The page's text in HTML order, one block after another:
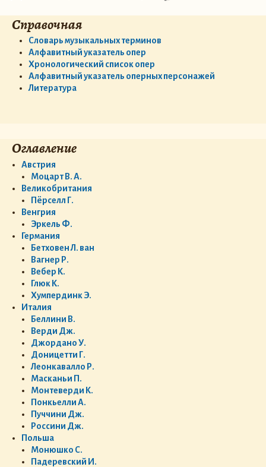
Справочная
Словарь музыкальных терминов
Алфавитный указатель опер
Хронологический список опер
Алфавитный указатель оперных персонажей
Литература
Оглавление
Австрия
Моцарт В. А.
Великобритания
Пёрселл Г.
Венгрия
Эркель Ф.
Германия
Бетховен Л. ван
Вагнер Р.
Вебер К.
Глюк К.
Хумпердинк Э.
Италия
Беллини В.
Верди Дж.
Джордано У.
Доницетти Г.
Леонкавалло Р.
Масканьи П.
Монтеверди К.
Понкьелли А.
Пуччини Дж.
Россини Дж.
Польша
Монюшко С.
Падеревский И.